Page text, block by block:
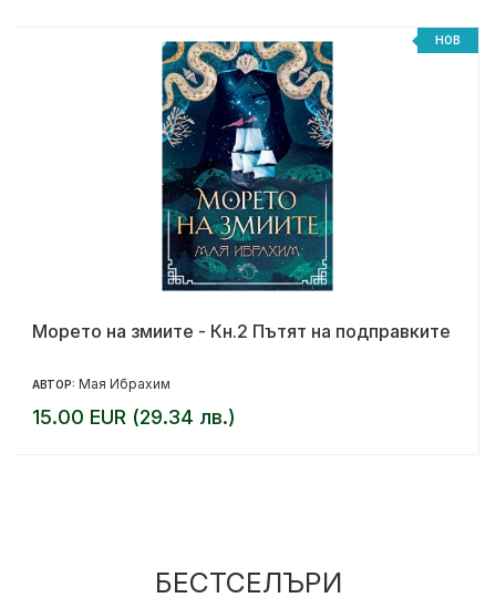
НОВ
Морето на змиите - Кн.2 Пътят на подправките
АВТОР: Мая Ибрахим
15.00 EUR (29.34 лв.)
БЕСТСЕЛЪРИ